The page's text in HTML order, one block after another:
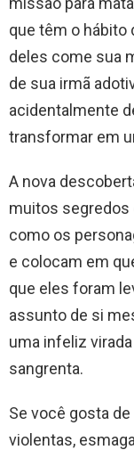
que têm o hábito
deles come sua
de sua irmã
acidentalmente
transformar em
A nova
muitos segredos
como os
e colocam em
que eles foram
assunto de si
uma infeliz
sangrenta.
Se você gosta
violentas,